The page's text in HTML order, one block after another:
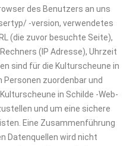
des Benutzers an uns
-version, verwendetes
(die zuvor besuchte Seite),
(IP Adresse), Uhrzeit
sind für die Kulturscheune in
zuordenbar und
Kulturscheune in Schilde -Web-
und um eine sichere
Eine Zusammenführung
Datenquellen wird nicht